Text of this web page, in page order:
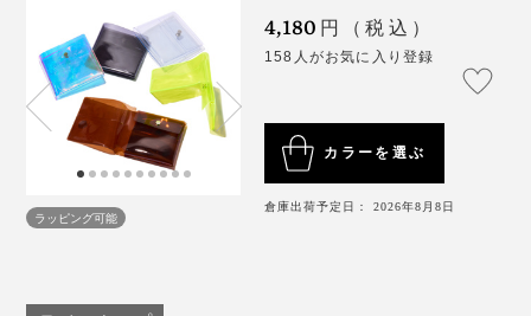
焼却時にもCO2の排出が少ないため廃材リサイクルしや
すいところも嬉しい特徴です。
コンビニエンスウォレットは、革にできないことがカタ
チになったデザインなのです。
写真はさらにスマートな「キーウォレット」
それから、デザイナーの染谷さんの普段考えているモノ
ゴトがとても興味深かった。
「たとえば、最近でいうとカップに注ぐ“冷水”と“お
湯”の音が違うなって気づいたんです。なんでだろう？
いろいろ仮説を立てたり、調べたりするうちに分かった
ラッピング可能
4,180 円（税込）
158人がお気に入り登録
カラーを選ぶ
倉庫出荷予定日： 2026年8月8日